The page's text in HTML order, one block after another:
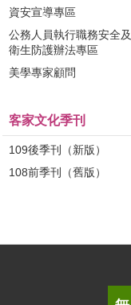
資安宣導專區
公務人員執行職務安全及
衛生防護辦法專區
美學專家顧問
客家文化季刊
109後季刊（新版）
108前季刊（舊版）